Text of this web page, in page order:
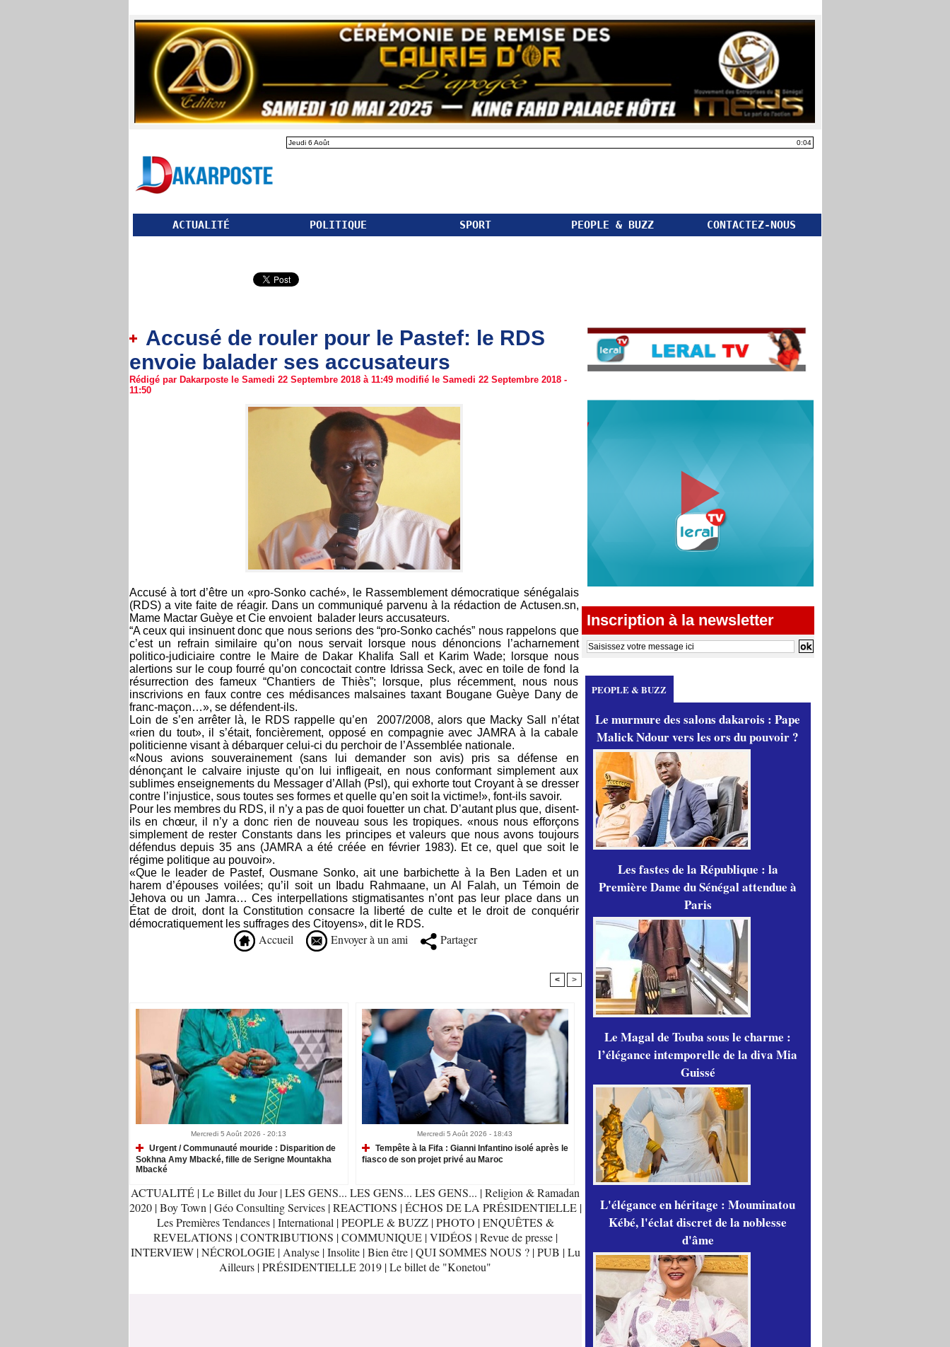
Jeudi 6 Août 0:04
ACTUALITÉ POLITIQUE SPORT PEOPLE & BUZZ CONTACTEZ-NOUS
Accusé de rouler pour le Pastef: le RDS
envoie balader ses accusateurs
Rédigé par Dakarposte le Samedi 22 Septembre 2018 à 11:49 modifié le Samedi 22 Septembre 2018 -
11:50
Accusé à tort d’être un «pro-Sonko caché», le Rassemblement démocratique sénégalais
(RDS) a vite faite de réagir. Dans un communiqué parvenu à la rédaction de Actusen.sn,
Mame Mactar Guèye et Cie envoient balader leurs accusateurs.
“A ceux qui insinuent donc que nous serions des “pro-Sonko cachés” nous rappelons que
c’est un refrain similaire qu’on nous servait lorsque nous dénoncions l’acharnement
politico-judiciaire contre le Maire de Dakar Khalifa Sall et Karim Wade; lorsque nous
alertions sur le coup fourré qu’on concoctait contre Idrissa Seck, avec en toile de fond la
résurrection des fameux “Chantiers de Thiès”; lorsque, plus récemment, nous nous
inscrivions en faux contre ces médisances malsaines taxant Bougane Guèye Dany de
franc-maçon…», se défendent-ils.
Loin de s’en arrêter là, le RDS rappelle qu’en 2007/2008, alors que Macky Sall n’état
«rien du tout», il s’était, foncièrement, opposé en compagnie avec JAMRA à la cabale
politicienne visant à débarquer celui-ci du perchoir de l’Assemblée nationale.
«Nous avions souverainement (sans lui demander son avis) pris sa défense en
dénonçant le calvaire injuste qu’on lui infligeait, en nous conformant simplement aux
sublimes enseignements du Messager d’Allah (Psl), qui exhorte tout Croyant à se dresser
contre l’injustice, sous toutes ses formes et quelle qu’en soit la victime!», font-ils savoir.
Pour les membres du RDS, il n’y a pas de quoi fouetter un chat. D’autant plus que, disent-
ils en chœur, il n’y a donc rien de nouveau sous les tropiques. «nous nous efforçons
simplement de rester Constants dans les principes et valeurs que nous avons toujours
défendus depuis 35 ans (JAMRA a été créée en février 1983). Et ce, quel que soit le
régime politique au pouvoir».
«Que le leader de Pastef, Ousmane Sonko, ait une barbichette à la Ben Laden et un
harem d’épouses voilées; qu’il soit un Ibadu Rahmaane, un Al Falah, un Témoin de
Jehova ou un Jamra… Ces interpellations stigmatisantes n’ont pas leur place dans un
État de droit, dont la Constitution consacre la liberté de culte et le droit de conquérir
démocratiquement les suffrages des Citoyens», dit le RDS.
Accueil Envoyer à un ami Partager
< >
Mercredi 5 Août 2026 - 20:13
Urgent / Communauté mouride : Disparition de
Sokhna Amy Mbacké, fille de Serigne Mountakha
Mbacké
Mercredi 5 Août 2026 - 18:43
Tempête à la Fifa : Gianni Infantino isolé après le
fiasco de son projet privé au Maroc
ACTUALITÉ |Le Billet du Jour |LES GENS... LES GENS... LES GENS... |Religion & Ramadan
2020 |Boy Town |Géo Consulting Services |REACTIONS |ÉCHOS DE LA PRÉSIDENTIELLE |
Les Premières Tendances |International |PEOPLE & BUZZ |PHOTO |ENQUÊTES &
REVELATIONS |CONTRIBUTIONS |COMMUNIQUE |VIDÉOS |Revue de presse |
INTERVIEW |NÉCROLOGIE |Analyse |Insolite |Bien être |QUI SOMMES NOUS ? |PUB |Lu
Ailleurs |PRÉSIDENTIELLE 2019 |Le billet de "Konetou"
Inscription à la newsletter
PEOPLE & BUZZ
Le murmure des salons dakarois : Pape
Malick Ndour vers les ors du pouvoir ?
Les fastes de la République : la
Première Dame du Sénégal attendue à
Paris
Le Magal de Touba sous le charme :
l’élégance intemporelle de la diva Mia
Guissé
L'élégance en héritage : Mouminatou
Kébé, l'éclat discret de la noblesse
d'âme